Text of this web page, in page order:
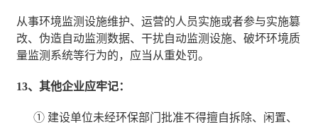
从事环境监测设施维护、运营的人员实施或者参与实施篡
改、伪造自动监测数据、干扰自动监测设施、破坏环境质
量监测系统等行为的，应当从重处罚。
13、其他企业应牢记：
① 建设单位未经环保部门批准不得擅自拆除、闲置、